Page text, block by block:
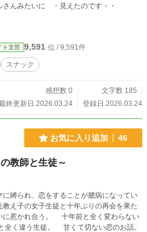
んみたいに ・見えたのです・・
ト文芸 9,591 位 / 9,591件
スナック
感想数 0
文字数 185
終更新日 2026.03.24
登録日 2026.03.24
お気に入り追加 46
教師と生徒～
縛られ、恋をすることが臆病になってい
教え子の女子生徒と十年ぶりの再会を果た
に惹かれ合う。 十年前と全く変わらない
く違う生徒。 甘くて切ない恋のお話。